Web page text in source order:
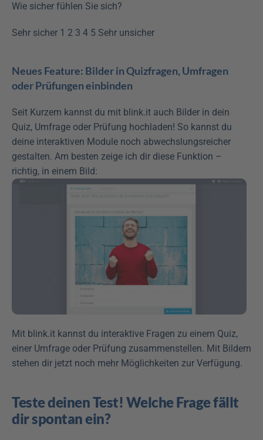
Wie sicher fühlen Sie sich?
Sehr sicher 1 2 3 4 5 Sehr unsicher
Neues Feature: Bilder in Quizfragen, Umfragen
oder Prüfungen einbinden
Seit Kurzem kannst du mit blink.it auch Bilder in dein
Quiz, Umfrage oder Prüfung hochladen! So kannst du
deine interaktiven Module noch abwechslungsreicher
gestalten. Am besten zeige ich dir diese Funktion –
richtig, in einem Bild:
Mit blink.it kannst du interaktive Fragen zu einem Quiz,
einer Umfrage oder Prüfung zusammenstellen. Mit Bildern
stehen dir jetzt noch mehr Möglichkeiten zur Verfügung.
Teste deinen Test! Welche Frage fällt
dir spontan ein?